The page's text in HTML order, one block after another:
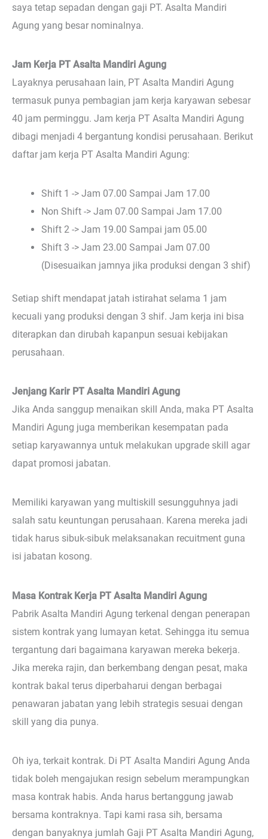
saya tetap sepadan dengan gaji PT. Asalta Mandiri
Agung yang besar nominalnya.
Jam Kerja PT Asalta Mandiri Agung
Layaknya perusahaan lain, PT Asalta Mandiri Agung
termasuk punya pembagian jam kerja karyawan sebesar
40 jam perminggu. Jam kerja PT Asalta Mandiri Agung
dibagi menjadi 4 bergantung kondisi perusahaan. Berikut
daftar jam kerja PT Asalta Mandiri Agung:
Shift 1 -> Jam 07.00 Sampai Jam 17.00
Non Shift -> Jam 07.00 Sampai Jam 17.00
Shift 2 -> Jam 19.00 Sampai jam 05.00
Shift 3 -> Jam 23.00 Sampai Jam 07.00
(Disesuaikan jamnya jika produksi dengan 3 shif)
Setiap shift mendapat jatah istirahat selama 1 jam
kecuali yang produksi dengan 3 shif. Jam kerja ini bisa
diterapkan dan dirubah kapanpun sesuai kebijakan
perusahaan.
Jenjang Karir PT Asalta Mandiri Agung
Jika Anda sanggup menaikan skill Anda, maka PT Asalta
Mandiri Agung juga memberikan kesempatan pada
setiap karyawannya untuk melakukan upgrade skill agar
dapat promosi jabatan.
Memiliki karyawan yang multiskill sesungguhnya jadi
salah satu keuntungan perusahaan. Karena mereka jadi
tidak harus sibuk-sibuk melaksanakan recuitment guna
isi jabatan kosong.
Masa Kontrak Kerja PT Asalta Mandiri Agung
Pabrik Asalta Mandiri Agung terkenal dengan penerapan
sistem kontrak yang lumayan ketat. Sehingga itu semua
tergantung dari bagaimana karyawan mereka bekerja.
Jika mereka rajin, dan berkembang dengan pesat, maka
kontrak bakal terus diperbaharui dengan berbagai
penawaran jabatan yang lebih strategis sesuai dengan
skill yang dia punya.
Oh iya, terkait kontrak. Di PT Asalta Mandiri Agung Anda
tidak boleh mengajukan resign sebelum merampungkan
masa kontrak habis. Anda harus bertanggung jawab
bersama kontraknya. Tapi kami rasa sih, bersama
dengan banyaknya jumlah Gaji PT Asalta Mandiri Agung,